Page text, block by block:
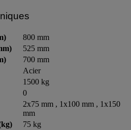
800 mm
525 mm
700 mm
Acier
1500 kg
0
2x75 mm , 1x100 mm , 1x150
mm
75 kg